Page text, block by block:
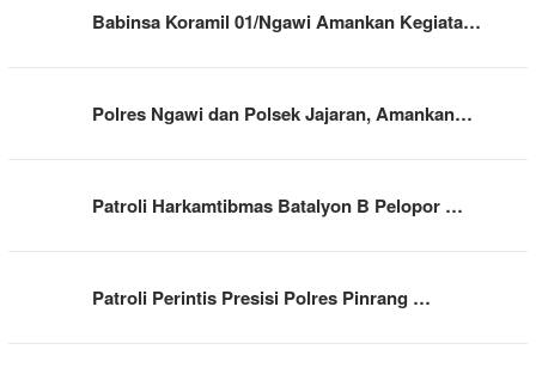
Babinsa Koramil 01/Ngawi Amankan Kegiata…
Polres Ngawi dan Polsek Jajaran, Amankan…
Patroli Harkamtibmas Batalyon B Pelopor …
Patroli Perintis Presisi Polres Pinrang …